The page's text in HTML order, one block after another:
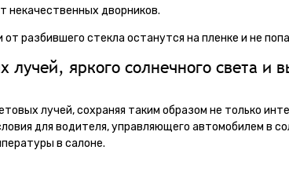
некачественных дворников.
разбившего стекла останутся на пленке и не
лучей, яркого солнечного света и
лучей, сохраняя таким образом не только
для водителя, управляющего автомобилем в
в салоне.